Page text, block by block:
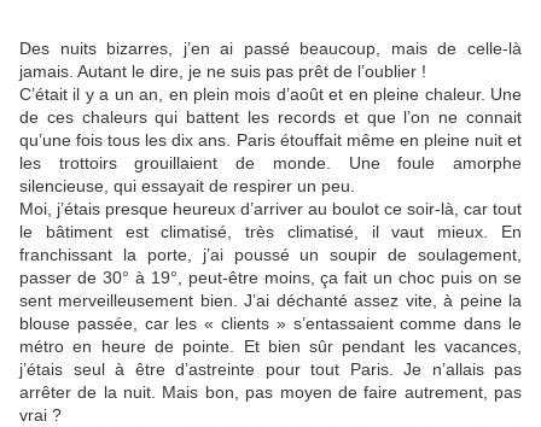
Des nuits bizarres, j’en ai passé beaucoup, mais de celle-là
jamais. Autant le dire, je ne suis pas prêt de l’oublier !
C’était il y a un an, en plein mois d’août et en pleine chaleur. Une
de ces chaleurs qui battent les records et que l’on ne connait
qu’une fois tous les dix ans. Paris étouffait même en pleine nuit et
les trottoirs grouillaient de monde. Une foule amorphe
silencieuse, qui essayait de respirer un peu.
Moi, j’étais presque heureux d’arriver au boulot ce soir-là, car tout
le bâtiment est climatisé, très climatisé, il vaut mieux. En
franchissant la porte, j’ai poussé un soupir de soulagement,
passer de 30° à 19°, peut-être moins, ça fait un choc puis on se
sent merveilleusement bien. J’ai déchanté assez vite, à peine la
blouse passée, car les « clients » s’entassaient comme dans le
métro en heure de pointe. Et bien sûr pendant les vacances,
j’étais seul à être d’astreinte pour tout Paris. Je n’allais pas
arrêter de la nuit. Mais bon, pas moyen de faire autrement, pas
vrai ?